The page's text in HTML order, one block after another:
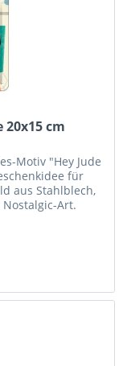
20x15 cm
Motiv "Hey Jude
für
aus Stahlblech,
Art.